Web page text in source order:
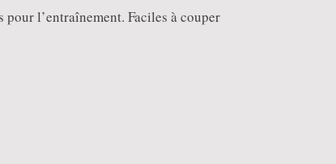
l’entraînement. Faciles à couper